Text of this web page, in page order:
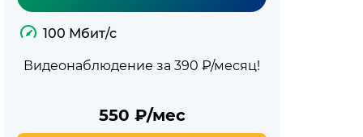
100 Мбит/с
Видеонаблюдение за 390 ₽/месяц!
550 ₽/мес